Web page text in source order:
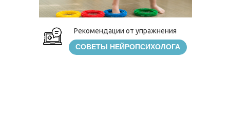
СОВЕТЫ НЕЙРОПСИХОЛОГА
Рекомендации от упражнения